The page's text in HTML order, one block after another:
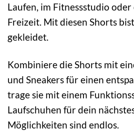
Laufen, im Fitnessstudio
Freizeit. Mit diesen Shorts
gekleidet.
Kombiniere die Shorts mit
und Sneakers für einen
trage sie mit einem
Laufschuhen für dein
Möglichkeiten sind endlos.